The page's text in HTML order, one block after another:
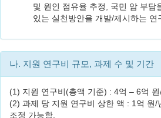
및 원인 점유율 추정, 국민 암 부담
있는 실천방안을 개발/제시하는 연
나. 지원 연구비 규모, 과제 수 및 기간
(1) 지원 연구비(총액 기준) : 4억 – 6억 원
(2) 과제 당 지원 연구비 상한 액 : 1억 원/
조정 가능함.